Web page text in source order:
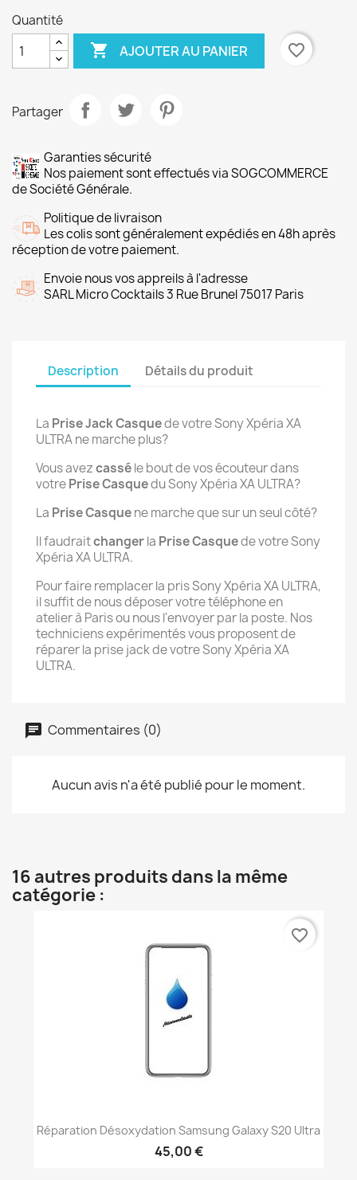
Quantité
 AJOUTER AU PANIER favorite_border
Partager
Garanties sécurité
Nos paiement sont effectués via SOGCOMMERCE
de Société Générale.
Politique de livraison
Les colis sont généralement expédiés en 48h après
réception de votre paiement.
Envoie nous vos appreils à l'adresse
SARL Micro Cocktails 3 Rue Brunel 75017 Paris
Description Détails du produit
La Prise Jack Casquede votre Sony Xpéria XA
ULTRA ne marche plus?
Vous avezcasséle bout de vos écouteur dans
votrePrise Casquedu Sony Xpéria XA ULTRA?
La Prise Casquene marche que sur un seul côté?
Il faudraitchangerla Prise Casquede votre Sony
Xpéria XA ULTRA.
Pour faire remplacer la pris Sony Xpéria XA ULTRA,
il suffit de nous déposer votre téléphone en
atelier à Paris ou nous l'envoyer par la poste. Nos
techniciens expérimentés vous proposent de
réparer la prise jack de votre Sony Xpéria XA
ULTRA.
Commentaires (0)
Aucun avis n'a été publié pour le moment.
16 autres produits dans la même
catégorie :
Réparation Désoxydation Samsung Galaxy S20 Ultra
45,00 €
favorite_border